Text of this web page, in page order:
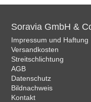
Soravia GmbH &
Impressum und Haftung
Versandkosten
Streitschlichtung
AGB
Datenschutz
Bildnachweis
Kontakt